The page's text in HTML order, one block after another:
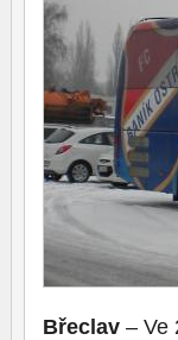
Břeclav – Ve